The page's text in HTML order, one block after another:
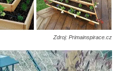
Zdroj: Primainspirace.cz